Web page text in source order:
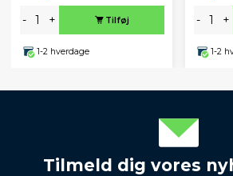
- + Tilføj
1-2 hverdage
- +
1-2
Tilmeld dig vores